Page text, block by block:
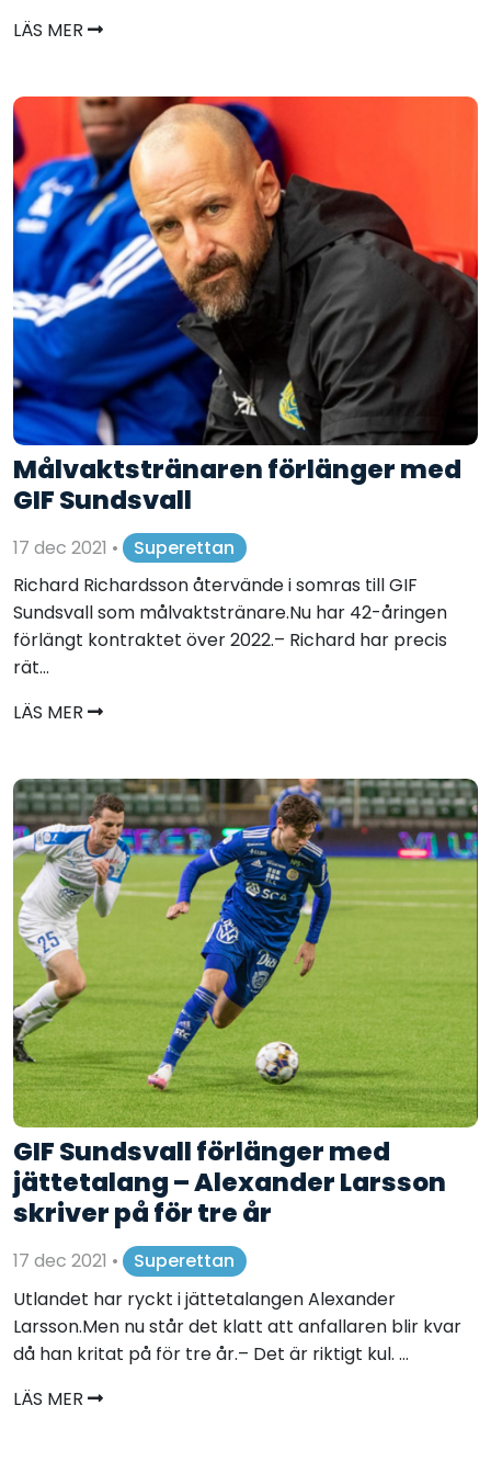
LÄS MER
Målvaktstränaren förlänger med
GIF Sundsvall
17 dec 2021 •
Superettan
Richard Richardsson återvände i somras till GIF
Sundsvall som målvaktstränare.Nu har 42-åringen
förlängt kontraktet över 2022.– Richard har precis
rät...
LÄS MER
GIF Sundsvall förlänger med
jättetalang – Alexander Larsson
skriver på för tre år
17 dec 2021 •
Superettan
Utlandet har ryckt i jättetalangen Alexander
Larsson.Men nu står det klatt att anfallaren blir kvar
då han kritat på för tre år.– Det är riktigt kul. ...
LÄS MER